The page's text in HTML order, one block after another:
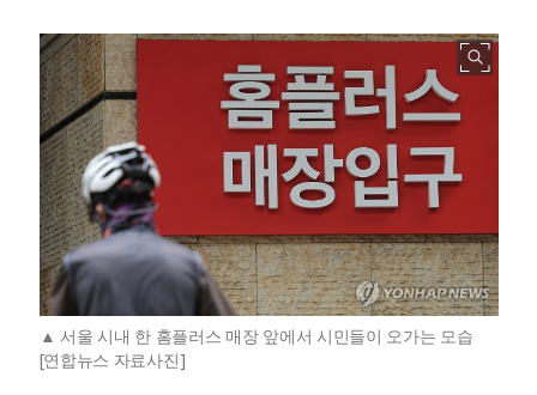
서울 시내 한 홈플러스 매장 앞에서 시민들이 오가는 모습
[연합뉴스 자료사진]